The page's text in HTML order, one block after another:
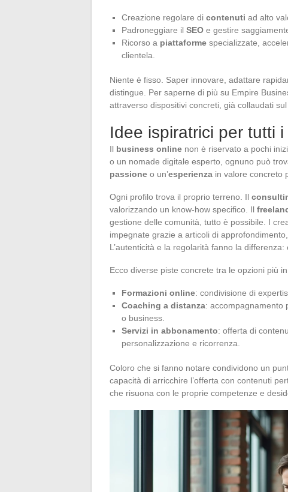
Creazione regolare di contenuti ad alto
Padroneggiare il SEO e gestire
Ricorso a piattaforme specializzate,
clientela.
Niente è fisso. Saper innovare, adattare
distingue. Per saperne di più su Empire
attraverso dispositivi concreti, già collaudati sul
Idee ispiratrici per tutti
Il business online non è riservato a pochi
o un nomade digitale esperto, ognuno può
passione o un’esperienza in valore concreto
Ogni profilo trova il proprio terreno. Il
valorizzando un know-how specifico. Il
gestione delle comunità, tutto è possibile. I
impegnate grazie a articoli di
L’autenticità e la regolarità fanno la
Ecco diverse piste concrete tra le opzioni più
Formazioni online: condivisione di
Coaching a distanza: accompagnamento
o business.
Servizi in abbonamento: offerta di
personalizzazione e ricorrenza.
Coloro che si fanno notare condividono un
capacità di arricchire l’offerta con contenuti
che risuona con le proprie competenze e